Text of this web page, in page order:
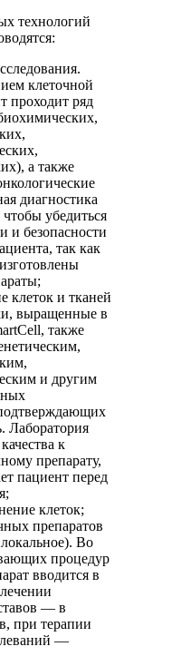
технологий
клеточной
проходит ряд
а также
диагностика
убедиться
и безопасности
так как
клеток и тканей
выращенные в
также
и другим
Лаборатория
к
препарату,
пациент перед
клеток;
препаратов
Во
процедур
вводится в
— в
при терапии
—